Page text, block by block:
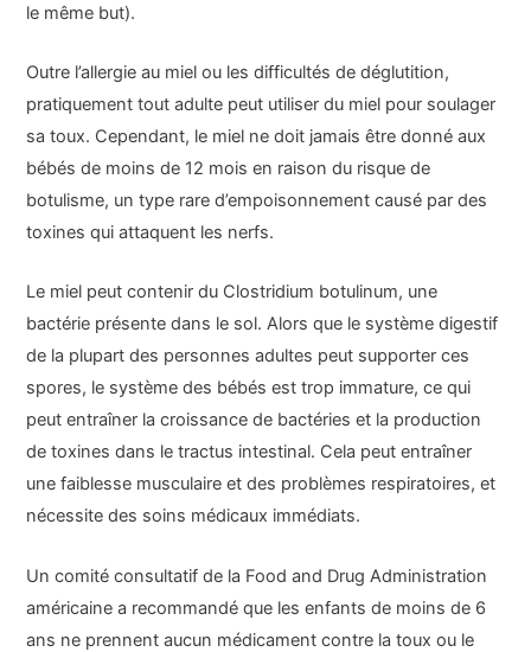
le même but).
Outre l’allergie au miel ou les difficultés de déglutition,
pratiquement tout adulte peut utiliser du miel pour soulager
sa toux. Cependant, le miel ne doit jamais être donné aux
bébés de moins de 12 mois en raison du risque de
botulisme, un type rare d’empoisonnement causé par des
toxines qui attaquent les nerfs.
Le miel peut contenir du Clostridium botulinum, une
bactérie présente dans le sol. Alors que le système digestif
de la plupart des personnes adultes peut supporter ces
spores, le système des bébés est trop immature, ce qui
peut entraîner la croissance de bactéries et la production
de toxines dans le tractus intestinal. Cela peut entraîner
une faiblesse musculaire et des problèmes respiratoires, et
nécessite des soins médicaux immédiats.
Un comité consultatif de la Food and Drug Administration
américaine a recommandé que les enfants de moins de 6
ans ne prennent aucun médicament contre la toux ou le